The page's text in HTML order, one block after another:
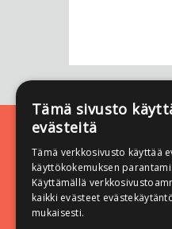
Yhteystiedot
Vastapaino
Yliopistonkatu
Tämä sivusto
evästeitä
Tämä verkkosivusto käyttää
käyttökokemuksen
Käyttämällä
kaikki evästeet
mukaisesti.